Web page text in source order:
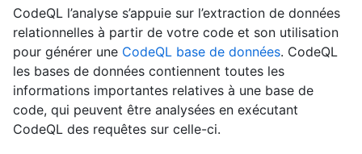
CodeQL l’analyse s’appuie sur l’extraction de données
relationnelles à partir de votre code et son utilisation
pour générer une CodeQL base de données. CodeQL
les bases de données contiennent toutes les
informations importantes relatives à une base de
code, qui peuvent être analysées en exécutant
CodeQL des requêtes sur celle-ci.